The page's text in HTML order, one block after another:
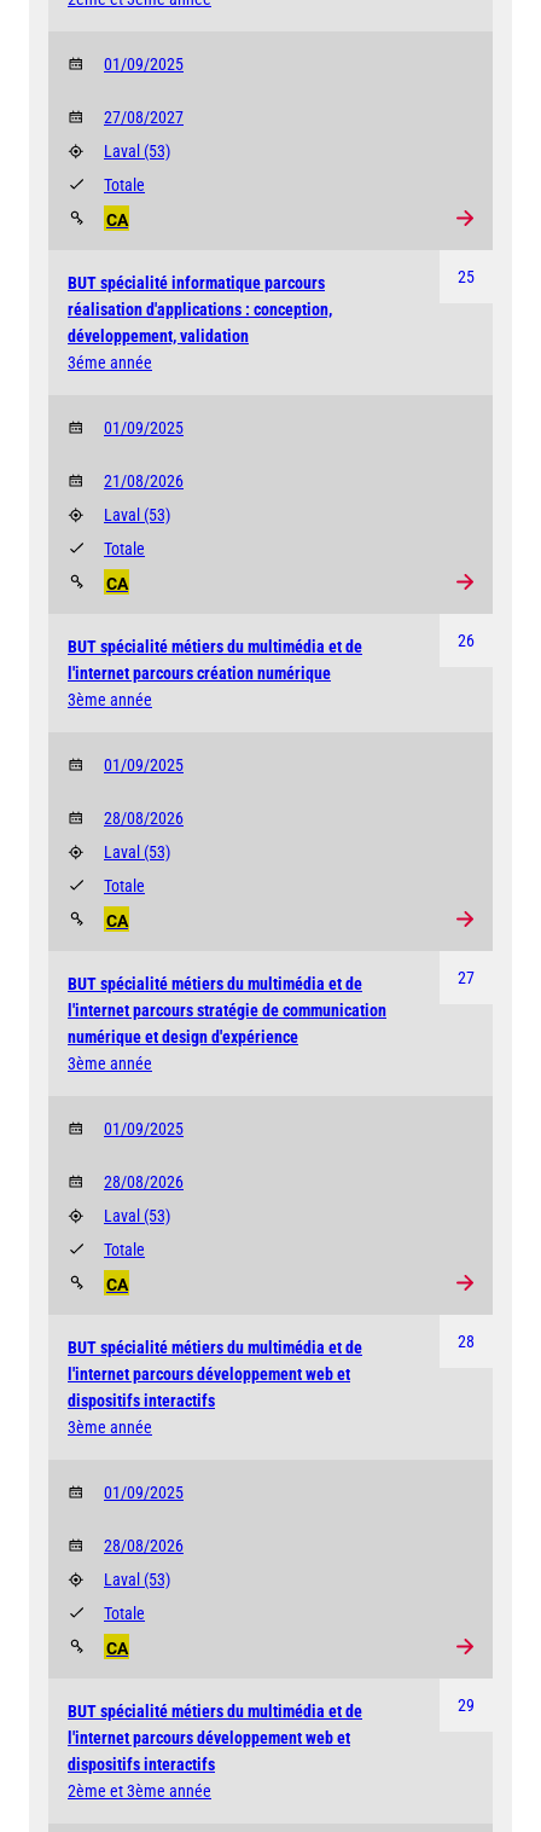
01/09/2025
27/08/2027
Laval (53)
CA
Totale
25
BUT spécialité informatique parcours
réalisation d'applications : conception,
développement, validation
3éme année
01/09/2025
21/08/2026
Laval (53)
CA
Totale
26
BUT spécialité métiers du multimédia et de
l'internet parcours création numérique
3ème année
01/09/2025
28/08/2026
Laval (53)
CA
Totale
27
BUT spécialité métiers du multimédia et de
l'internet parcours stratégie de communication
numérique et design d'expérience
3ème année
01/09/2025
28/08/2026
Laval (53)
CA
Totale
28
BUT spécialité métiers du multimédia et de
l'internet parcours développement web et
dispositifs interactifs
3ème année
01/09/2025
28/08/2026
Laval (53)
CA
Totale
29
BUT spécialité métiers du multimédia et de
l'internet parcours développement web et
dispositifs interactifs
2ème et 3ème année